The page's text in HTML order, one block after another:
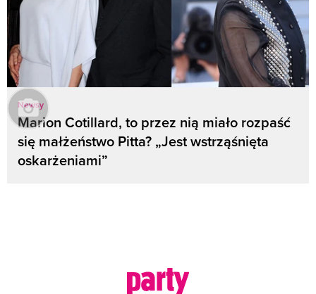
Newsy
Marion Cotillard, to przez nią miało rozpaść
się małżeństwo Pitta? „Jest wstrząśnięta
oskarżeniami”